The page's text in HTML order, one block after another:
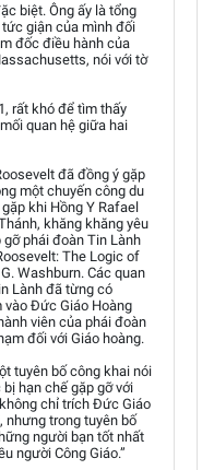
biệt. Ông ấy là tổng
giận của mình đối
đốc điều hành của
nói với tờ
rất khó để tìm thấy
quan hệ giữa hai
đã đồng ý gặp
một chuyến công du
khi Hồng Y Rafael
khăng khăng yêu
phái đoàn Tin Lành
The Logic of
Washburn. Các quan
Lành đã từng có
vào Đức Giáo Hoàng
viên của phái đoàn
đối với Giáo hoàng.
tuyên bố công khai nói
hạn chế gặp gỡ với
chỉ trích Đức Giáo
nhưng trong tuyên bố
người bạn tốt nhất
người Công Giáo.”